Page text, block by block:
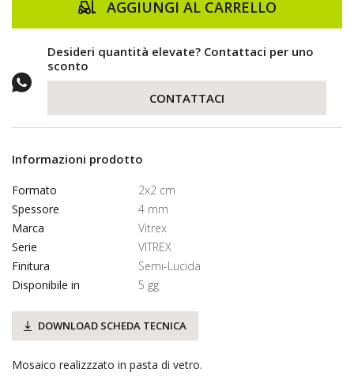
AGGIUNGI AL CARRELLO
Desideri quantità elevate? Contattaci per uno
sconto
CONTATTACI
Informazioni prodotto
Formato
2x2 cm
Spessore
4 mm
Marca
Vitrex
Serie
VITREX
Finitura
Semi-Lucida
Disponibile in
5 gg
DOWNLOAD SCHEDA TECNICA
Mosaico realizzzato in pasta di vetro.